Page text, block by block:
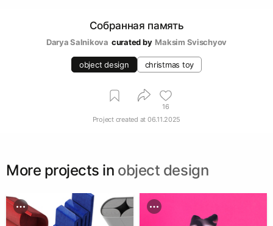
Собранная память
Darya Salnikova curated by Maksim Svischyov
object design christmas toy
16
Project created at 06.11.2025
More projects in object design